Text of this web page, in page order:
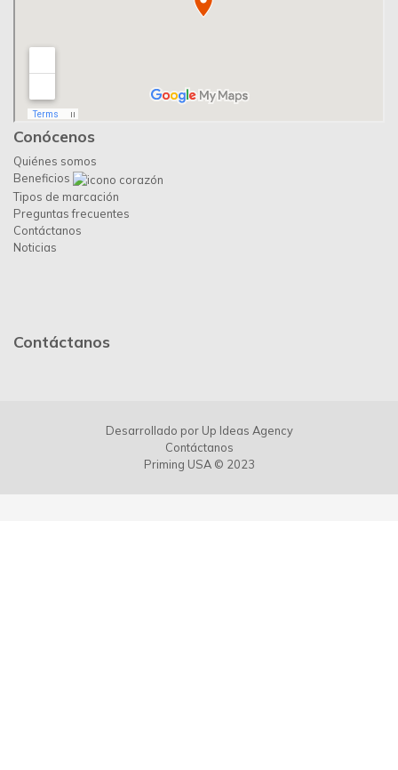
Conócenos
Quiénes somos
Beneficios
Tipos de marcación
Preguntas frecuentes
Contáctanos
Noticias
Contáctanos
Desarrollado por Up Ideas Agency
Contáctanos
Priming USA © 2023